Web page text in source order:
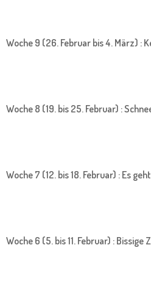
Woche 9 (26. Februar bis 4. März) :
Woche 8 (19. bis 25. Februar) :
Woche 7 (12. bis 18. Februar) : Es
Woche 6 (5. bis 11. Februar) : Bissige